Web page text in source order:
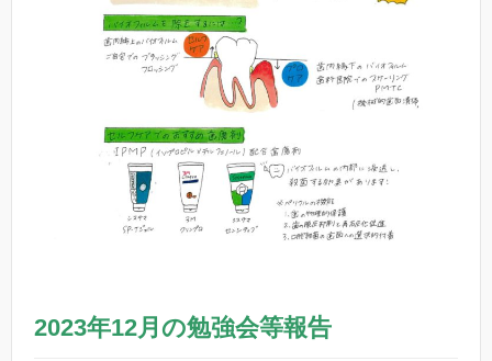
2023年12月の勉強会等報告